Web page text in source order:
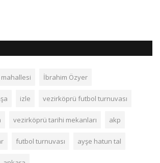
İbrahim Özyer
izle vezirköprü futbol turnuvası
vezirköprü tarihi mekanları akp
futbol turnuvası ayşe hatun tal